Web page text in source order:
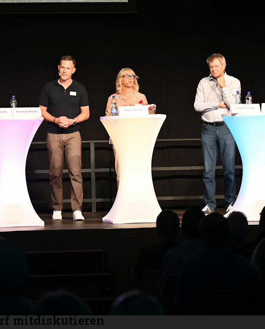
sogleich an. Als unumstrittener
Fahren eines Elektrowagens kaum etwas
dies vor allem mit den gängigen
Anschaffungskosten, dem Fahrspass,
und der Versorgungssicherheit sowie von
die eine freie Mobilitätswahl erschweren.
Director AMAG, sieht die Schweiz
noch zu weit im Hintertreffen. Im
bewege sich die Schweiz schon
Präsident Jürg Grossen ist vor 15 Jahren
und seither davon fasziniert. In
Photovoltaik-Generation und
sieht er ein in der Elektromobilität
unseres Klimas und er Schweiz.
erachtet er als unbegründet.
mitdiskutieren